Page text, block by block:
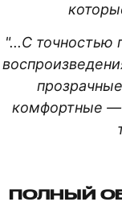
"...С точностью
комфортные —
ПОЛНЫЙ